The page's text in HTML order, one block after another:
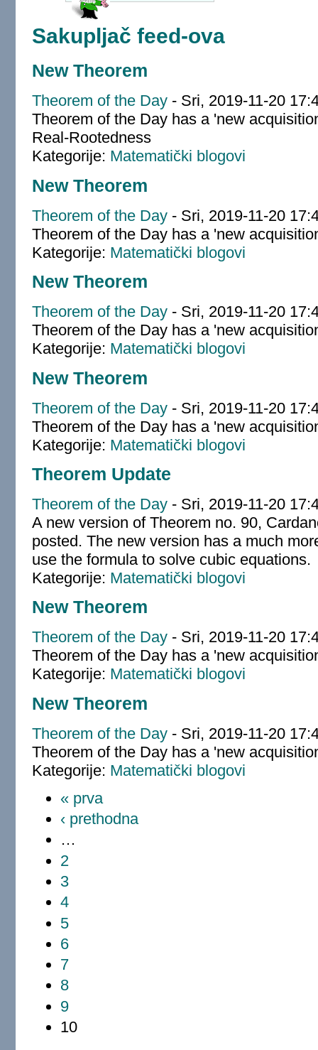
Sakupljač feed-ova
New Theorem
Theorem of the Day- Sri, 2019-11-20
Theorem of the Day has a 'new
Real-Rootedness
Kategorije: Matematički blogovi
New Theorem
Theorem of the Day- Sri, 2019-11-20
Theorem of the Day has a 'new
Kategorije: Matematički blogovi
New Theorem
Theorem of the Day- Sri, 2019-11-20
Theorem of the Day has a 'new
Kategorije: Matematički blogovi
New Theorem
Theorem of the Day- Sri, 2019-11-20
Theorem of the Day has a 'new
Kategorije: Matematički blogovi
Theorem Update
Theorem of the Day- Sri, 2019-11-20
A new version of Theorem no. 90,
posted. The new version has a much
use the formula to solve cubic equations.
Kategorije: Matematički blogovi
New Theorem
Theorem of the Day- Sri, 2019-11-20
Theorem of the Day has a 'new
Kategorije: Matematički blogovi
New Theorem
Theorem of the Day- Sri, 2019-11-20
Theorem of the Day has a 'new
Kategorije: Matematički blogovi
« prva
‹ prethodna
…
2
3
4
5
6
7
8
9
10